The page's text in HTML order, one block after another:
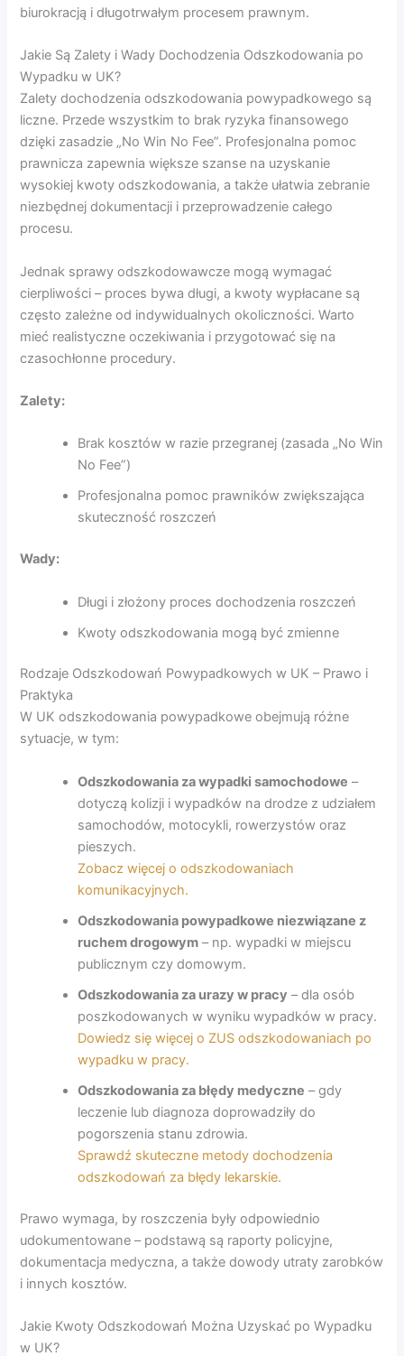
biurokracją i długotrwałym procesem prawnym.
Jakie Są Zalety i Wady Dochodzenia Odszkodowania po
Wypadku w UK?
Zalety dochodzenia odszkodowania powypadkowego są
liczne. Przede wszystkim to brak ryzyka finansowego
dzięki zasadzie „No Win No Fee”. Profesjonalna pomoc
prawnicza zapewnia większe szanse na uzyskanie
wysokiej kwoty odszkodowania, a także ułatwia zebranie
niezbędnej dokumentacji i przeprowadzenie całego
procesu.
Jednak sprawy odszkodowawcze mogą wymagać
cierpliwości – proces bywa długi, a kwoty wypłacane są
często zależne od indywidualnych okoliczności. Warto
mieć realistyczne oczekiwania i przygotować się na
czasochłonne procedury.
Zalety:
Brak kosztów w razie przegranej (zasada „No Win
No Fee”)
Profesjonalna pomoc prawników zwiększająca
skuteczność roszczeń
Wady:
Długi i złożony proces dochodzenia roszczeń
Kwoty odszkodowania mogą być zmienne
Rodzaje Odszkodowań Powypadkowych w UK – Prawo i
Praktyka
W UK odszkodowania powypadkowe obejmują różne
sytuacje, w tym:
Odszkodowania za wypadki samochodowe –
dotyczą kolizji i wypadków na drodze z udziałem
samochodów, motocykli, rowerzystów oraz
pieszych.
Zobacz więcej o odszkodowaniach
komunikacyjnych.
Odszkodowania powypadkowe niezwiązane z
ruchem drogowym – np. wypadki w miejscu
publicznym czy domowym.
Odszkodowania za urazy w pracy – dla osób
poszkodowanych w wyniku wypadków w pracy.
Dowiedz się więcej o ZUS odszkodowaniach po
wypadku w pracy.
Odszkodowania za błędy medyczne – gdy
leczenie lub diagnoza doprowadziły do
pogorszenia stanu zdrowia.
Sprawdź skuteczne metody dochodzenia
odszkodowań za błędy lekarskie.
Prawo wymaga, by roszczenia były odpowiednio
udokumentowane – podstawą są raporty policyjne,
dokumentacja medyczna, a także dowody utraty zarobków
i innych kosztów.
Jakie Kwoty Odszkodowań Można Uzyskać po Wypadku
w UK?